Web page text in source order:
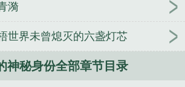
。先抑后扬，请诸君慢慢品味。...
》是皓月良缘精心创作的都市类小
漪
世界未曾熄灭的六盏灯芯
神秘身份全部章节目录